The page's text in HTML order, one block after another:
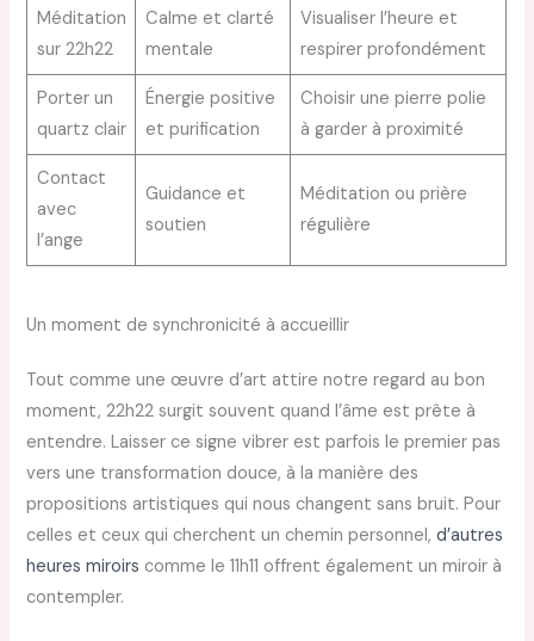
Méditation
sur 22h22
Calme et clarté
mentale
Visualiser l’heure et
respirer profondément
Porter un
quartz clair
Énergie positive
et purification
Choisir une pierre polie
à garder à proximité
Contact
avec
l’ange
Guidance et
soutien
Méditation ou prière
régulière
Un moment de synchronicité à accueillir
Tout comme une œuvre d’art attire notre regard au bon
moment, 22h22 surgit souvent quand l’âme est prête à
entendre. Laisser ce signe vibrer est parfois le premier pas
vers une transformation douce, à la manière des
propositions artistiques qui nous changent sans bruit. Pour
celles et ceux qui cherchent un chemin personnel,d’autres
heures miroirs comme le 11h11 offrent également un miroir à
contempler.